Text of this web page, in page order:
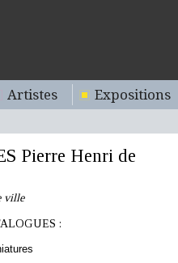
Artistes Expositions
Pierre Henri de
ville
: